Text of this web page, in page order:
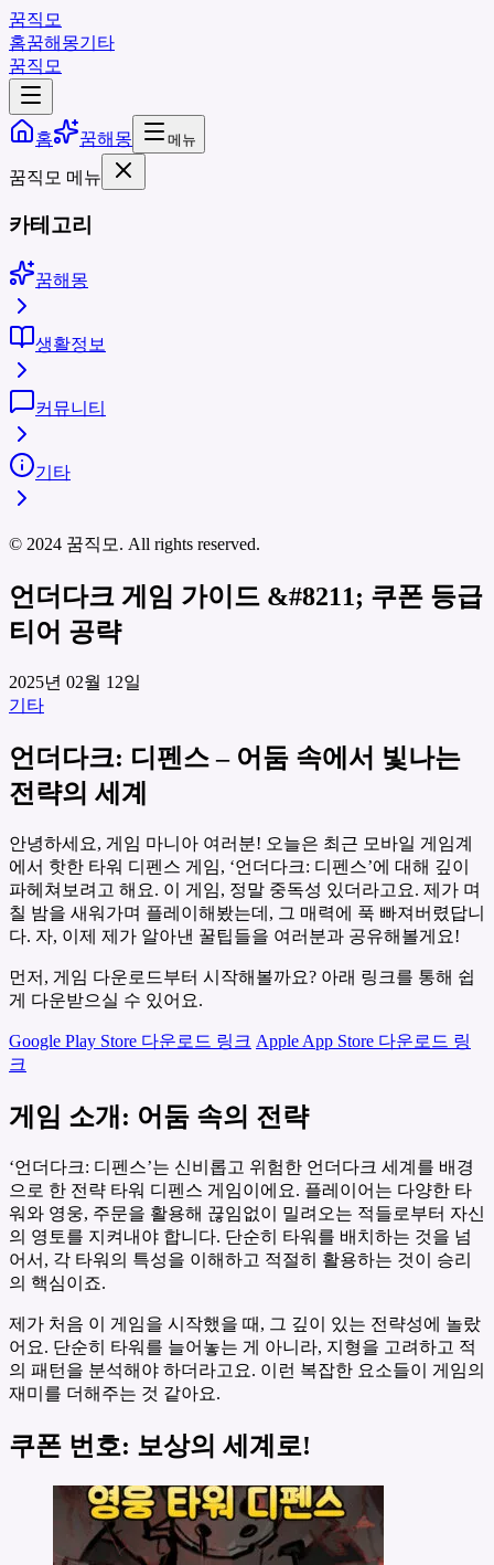
꿈직모
홈꿈해몽기타
꿈직모
홈 꿈해몽 메뉴
꿈직모 메뉴
카테고리
꿈해몽
생활정보
커뮤니티
기타
© 2024 꿈직모. All rights reserved.
언더다크 게임 가이드 &#8211; 쿠폰 등급
티어 공략
2025년 02월 12일
기타
언더다크: 디펜스 – 어둠 속에서 빛나는
전략의 세계
안녕하세요, 게임 마니아 여러분! 오늘은 최근 모바일 게임계
에서 핫한 타워 디펜스 게임, ‘언더다크: 디펜스’에 대해 깊이
파헤쳐보려고 해요. 이 게임, 정말 중독성 있더라고요. 제가 며
칠 밤을 새워가며 플레이해봤는데, 그 매력에 푹 빠져버렸답니
다. 자, 이제 제가 알아낸 꿀팁들을 여러분과 공유해볼게요!
먼저, 게임 다운로드부터 시작해볼까요? 아래 링크를 통해 쉽
게 다운받으실 수 있어요.
Google Play Store 다운로드 링크 Apple App Store 다운로드 링
크
게임 소개: 어둠 속의 전략
‘언더다크: 디펜스’는 신비롭고 위험한 언더다크 세계를 배경
으로 한 전략 타워 디펜스 게임이에요. 플레이어는 다양한 타
워와 영웅, 주문을 활용해 끊임없이 밀려오는 적들로부터 자신
의 영토를 지켜내야 합니다. 단순히 타워를 배치하는 것을 넘
어서, 각 타워의 특성을 이해하고 적절히 활용하는 것이 승리
의 핵심이죠.
제가 처음 이 게임을 시작했을 때, 그 깊이 있는 전략성에 놀랐
어요. 단순히 타워를 늘어놓는 게 아니라, 지형을 고려하고 적
의 패턴을 분석해야 하더라고요. 이런 복잡한 요소들이 게임의
재미를 더해주는 것 같아요.
쿠폰 번호: 보상의 세계로!